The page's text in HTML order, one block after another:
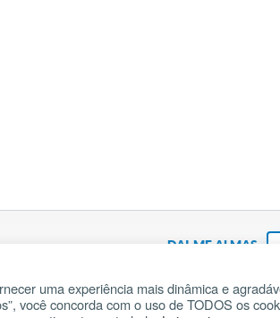
DAI-ME ALMAS
Fundação
uma experiência mais dinâmica e
você concorda com o uso de TODOS os